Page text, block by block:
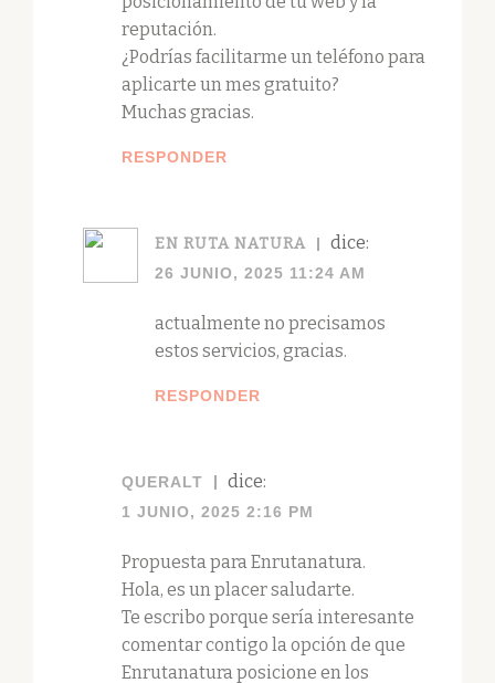
reputación.
¿Podrías facilitarme un teléfono para
aplicarte un mes gratuito?
Muchas gracias.
RESPONDER
EN RUTA NATURA dice:
26 JUNIO, 2025 11:24 AM
actualmente no precisamos
estos servicios, gracias.
RESPONDER
QUERALT dice:
1 JUNIO, 2025 2:16 PM
Propuesta para Enrutanatura.
Hola, es un placer saludarte.
Te escribo porque sería interesante
comentar contigo la opción de que
Enrutanatura posicione en los